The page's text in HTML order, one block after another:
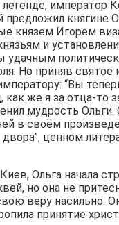
император
предложил княгине
князем Игорем
и
удачным
Но приняв святое
“Вы
как же я за отца-то
мудрость Ольги.
в своём
двора”, ценном
Ольга начала
но она не
веру насильно.
принятие